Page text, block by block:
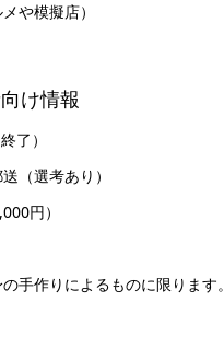
や模擬店）
け情報
了）
（選考あり）
円）
手作りによるものに限ります。